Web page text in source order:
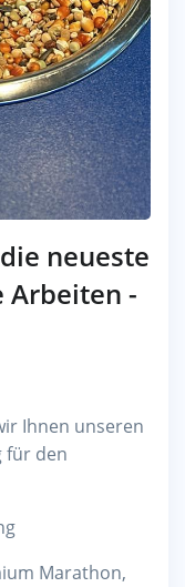
neueste
Arbeiten -
Ihnen unseren
für den
Marathon,